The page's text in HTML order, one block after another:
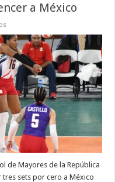
a México
de
RD
sigue
imparable
en
Juegos
Centroamericanos
tras
vencer
a
México
de Mayores de la República
tres sets por cero a México